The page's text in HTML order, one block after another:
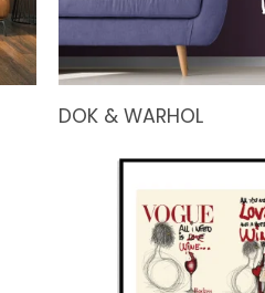
DOK & WARHOL